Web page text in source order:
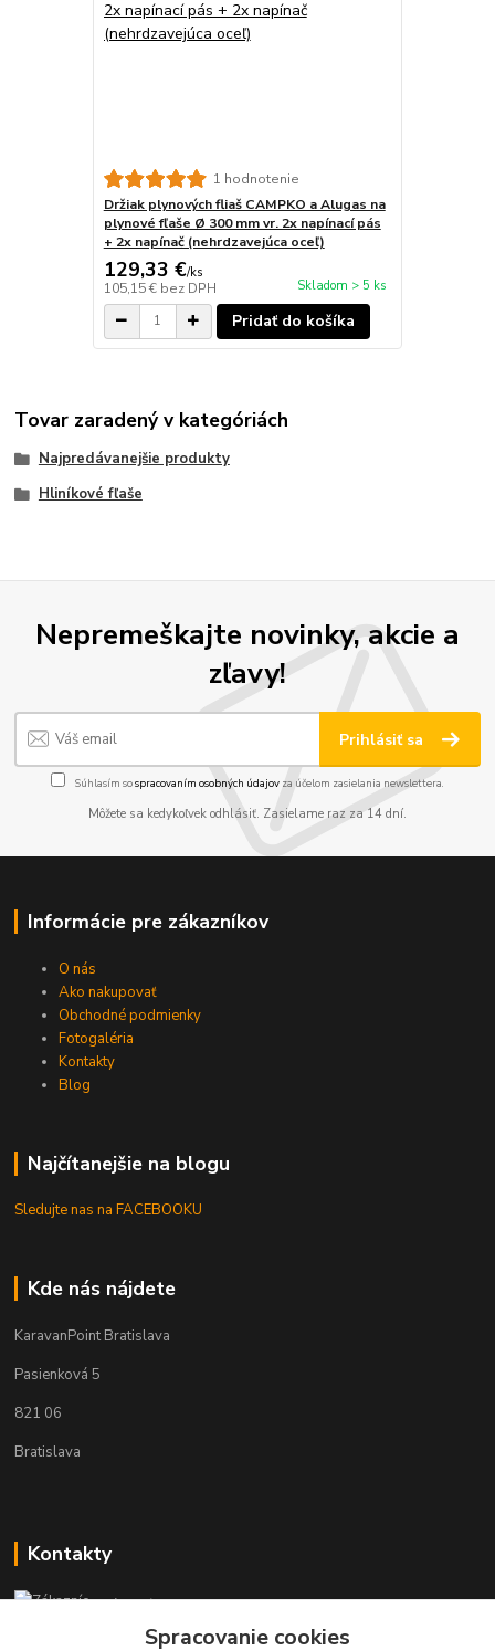
1 hodnotenie
Držiak plynových fliaš CAMPKO a Alugas na
plynové fľaše Ø 300 mm vr. 2x napínací pás
+ 2x napínač (nehrdzavejúca oceľ)
129,33 €/ks
105,15 € bez DPH Skladom > 5 ks
Pridať do košíka
Tovar zaradený v kategóriách
Najpredávanejšie produkty
Hliníkové fľaše
Nepremeškajte novinky, akcie a
zľavy!
Prihlásiť sa
Súhlasím sospracovaním osobných údajov za účelom zasielania newslettera.
Môžete sa kedykoľvek odhlásiť. Zasielame raz za 14 dní.
Informácie pre zákazníkov
O nás
Ako nakupovať
Obchodné podmienky
Fotogaléria
Kontakty
Blog
Najčítanejšie na blogu
Sledujte nas na FACEBOOKU
Kde nás nájdete
KaravanPoint Bratislava
Pasienková 5
821 06
Bratislava
Kontakty
Zákaznícka podpora KaravanPoint
+421902309993
Spracovanie cookies